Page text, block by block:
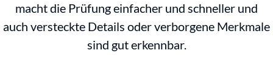
macht die Prüfung einfacher und schneller und
auch versteckte Details oder verborgene Merkmale
sind gut erkennbar.